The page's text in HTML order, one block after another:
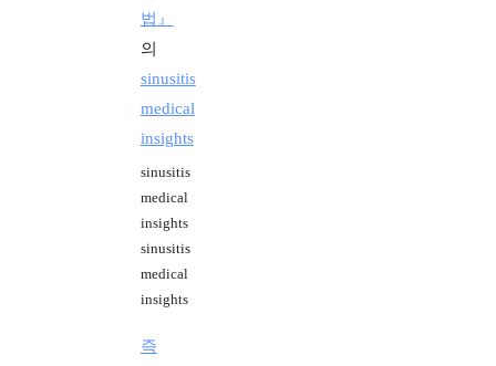
법』
의
sinusitis
medical
insights
sinusitis
medical
insights
sinusitis
medical
insights
즉